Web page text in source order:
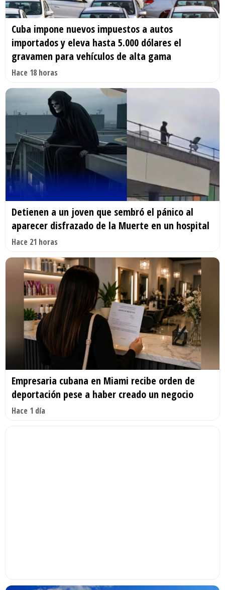
Cuba impone nuevos impuestos a autos
importados y eleva hasta 5.000 dólares el
gravamen para vehículos de alta gama
Hace 18 horas
Detienen a un joven que sembró el pánico al
aparecer disfrazado de la Muerte en un hospital
Hace 21 horas
Empresaria cubana en Miami recibe orden de
deportación pese a haber creado un negocio
Hace 1 día